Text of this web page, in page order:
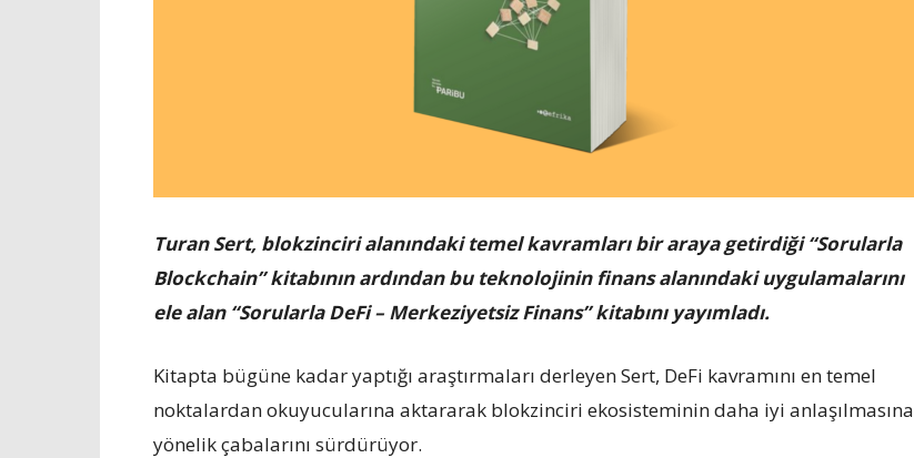
Turan Sert, blokzinciri alanındaki temel kavramları bir araya getirdiği “Sorularla
Blockchain” kitabının ardından bu teknolojinin finans alanındaki uygulamalarını
ele alan “Sorularla DeFi – Merkeziyetsiz Finans” kitabını yayımladı.
Kitapta bügüne kadar yaptığı araştırmaları derleyen Sert, DeFi kavramını en temel
noktalardan okuyucularına aktararak blokzinciri ekosisteminin daha iyi anlaşılmasına
yönelik çabalarını sürdürüyor.